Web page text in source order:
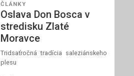
ČLÁNKY
Oslava Don Bosca v
stredisku Zlaté
Moravce
Tridsaťročná tradícia saleziánskeho
plesu